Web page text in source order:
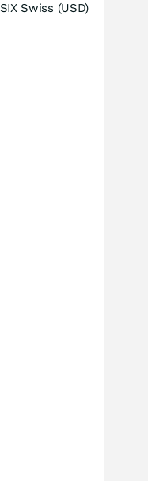
SIX Swiss (USD)